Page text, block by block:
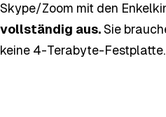
Skype/Zoom mit den
vollständig aus. Sie
keine 4-Terabyte-Festplatte.